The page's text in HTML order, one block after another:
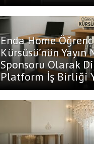
Enda Home
Kürsüsü’nün Yayın
Sponsoru Olarak
Platform İş Birliği